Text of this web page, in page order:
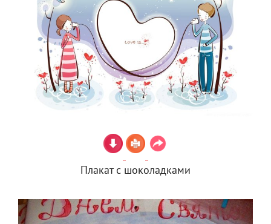
Плакат с шоколадками